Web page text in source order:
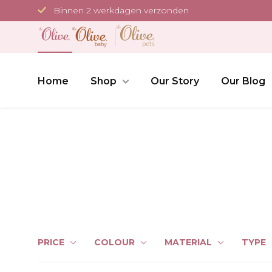
Meteen
naar
content
Binnen 2 werkdagen verzonden
Home Shop Our Story Our Blog
PRICE COLOUR MATERIAL TYPE